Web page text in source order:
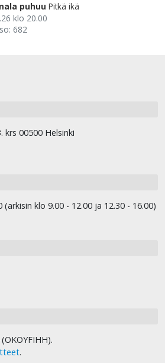
puhuu Pitkä ikä
klo 20.00
682
krs 00500 Helsinki
(arkisin klo 9.00 - 12.00 ja 12.30 - 16.00)
.